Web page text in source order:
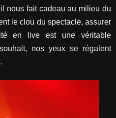
nous fait cadeau au milieu du
le clou du spectacle, assurer
en live est une véritable
nos yeux se régalent